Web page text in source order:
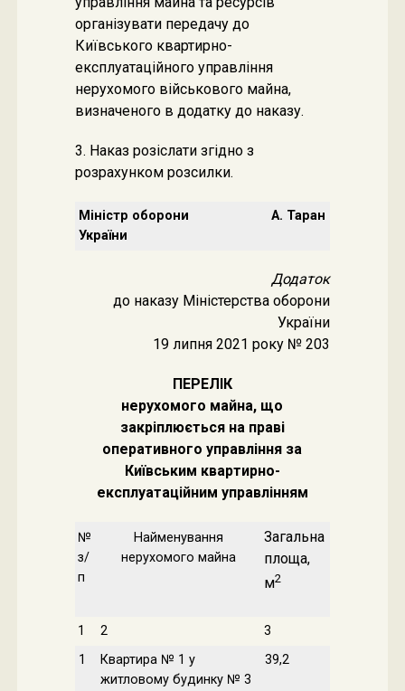
організувати передачу до
Київського квартирно-
експлуатаційного управління
нерухомого військового майна,
визначеного в додатку до наказу.
3. Наказ розіслати згідно з
розрахунком розсилки.
Міністр оборони
України
А. Таран
Додаток
до наказу Міністерства оборони
України
19 липня 2021 року № 203
ПЕРЕЛІК
нерухомого майна, що
закріплюється на праві
оперативного управління за
Київським квартирно-
експлуатаційним управлінням
№
з/
п
Найменування
нерухомого майна
Загальна
площа,
м2
1 2
3
1
Квартира № 1 у
житловому будинку № 3
39,2